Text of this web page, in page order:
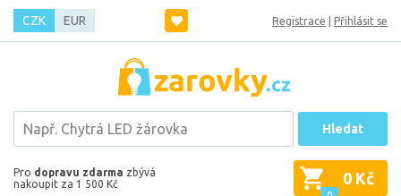
CZK EUR Registrace Přihlásit se
Hledat
Pro dopravu zdarma zbývá
nakoupit za 1 500 Kč
0 Kč